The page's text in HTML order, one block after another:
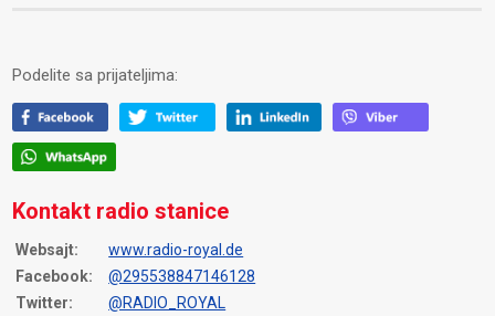
Podelite sa prijateljima:
Kontakt radio stanice
Websajt:
www.radio-royal.de
Facebook:
@295538847146128
Twitter:
@RADIO_ROYAL